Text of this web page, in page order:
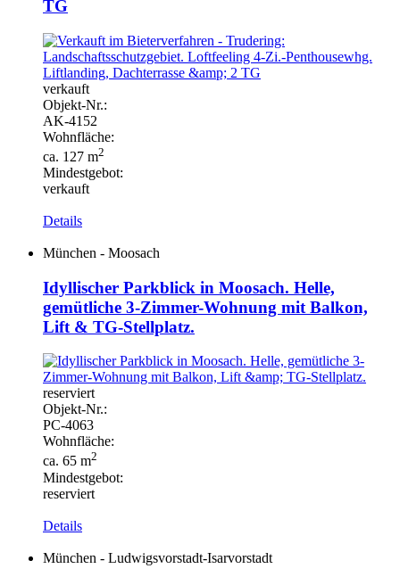
TG
verkauft
Objekt-Nr.:
AK-4152
Wohnfläche:
ca. 127 m2
Mindestgebot:
verkauft
Details
München - Moosach
Idyllischer Parkblick in Moosach. Helle,
gemütliche 3-Zimmer-Wohnung mit Balkon,
Lift & TG-Stellplatz.
reserviert
Objekt-Nr.:
PC-4063
Wohnfläche:
ca. 65 m2
Mindestgebot:
reserviert
Details
München - Ludwigsvorstadt-Isarvorstadt